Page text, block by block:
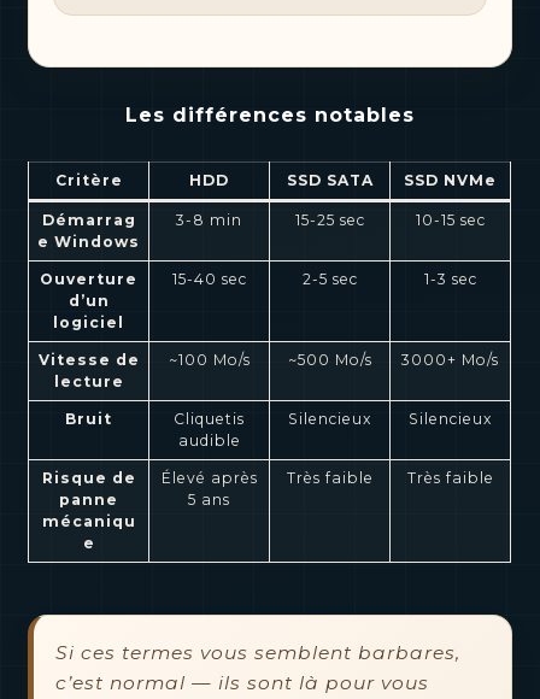
Les différences notables
Critère HDD SSD SATA SSD NVMe
Démarrag
e Windows
3-8 min 15-25 sec 10-15 sec
Ouverture
d’un
logiciel
15-40 sec 2-5 sec 1-3 sec
Vitesse de
lecture
~100 Mo/s ~500 Mo/s 3000+ Mo/s
Bruit
Cliquetis
audible
Silencieux Silencieux
Risque de
panne
mécaniqu
e
Élevé après
5 ans
Très faible Très faible
Si ces termes vous semblent barbares,
c’est normal — ils sont là pour vous